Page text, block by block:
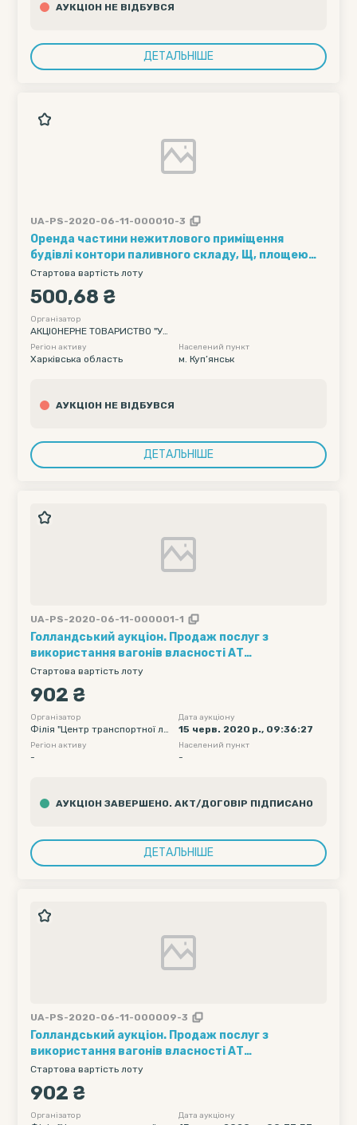
АУКЦІОН НЕ ВІДБУВСЯ
ДЕТАЛЬНІШЕ
UA-PS-2020-06-11-000010-3
Оренда частини нежитлового приміщення
будівлі контори паливного складу, Щ, площею
7,4 кв. м, що знаходиться за адресою:
Харківська обл., м. Куп’янськ, вул. Красна. 65-Е,
для розміщення офісу
Стартова вартість лоту
500,68 ₴
Організатор
АКЦІОНЕРНЕ ТОВАРИСТВО "УК
РАЇНСЬКА ЗАЛІЗНИЦЯ"
Регіон активу
Харківська область
Населений пункт
м. Куп’янськ
АУКЦІОН НЕ ВІДБУВСЯ
ДЕТАЛЬНІШЕ
UA-PS-2020-06-11-000001-1
Голландський аукціон. Продаж послуг з
використання вагонів власності АТ
"Укрзалізниця" (1 вагон на 1 добу) (групова
відправка) /// Кількість вагонів - 5, Рухомий
склад - напіввагони - 60, Полігон навантаження
- Без обмеження (УЗ, СНД та треті країни), Дата
подачі вагону початкова - 2020-06-22 00:00,
Дата подачі вагону кінцева -...
Стартова вартість лоту
902 ₴
Організатор
Філія "Центр транспортної ло
гістики" АТ "Укрзалізниця"
Дата аукціону
15 черв. 2020 р., 09:36:27
Регіон активу
-
Населений пункт
-
АУКЦІОН ЗАВЕРШЕНО. АКТ/ДОГОВІР ПІДПИСАНО
ДЕТАЛЬНІШЕ
UA-PS-2020-06-11-000009-3
Голландський аукціон. Продаж послуг з
використання вагонів власності АТ
"Укрзалізниця" (1 вагон на 1 добу) (групова
відправка) /// Кількість вагонів - 5, Рухомий
склад - напіввагони - 60, Полігон навантаження
- Без обмеження (УЗ, СНД та треті країни), Дата
Стартова вартість лоту
902 ₴
Організатор Дата аукціону